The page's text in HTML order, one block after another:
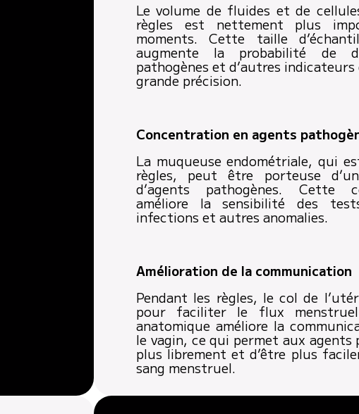
Le volume de fluides et de
règles est nettement plus
moments. Cette taille
augmente la probabilité de
pathogènes et d’autres indicateurs
grande précision.
Concentration en agents
La muqueuse endométriale, qui
règles, peut être porteuse
d’agents pathogènes. Cette
améliore la sensibilité des
infections et autres anomalies.
Amélioration de la communication
Pendant les règles, le col de
pour faciliter le flux
anatomique améliore la
le vagin, ce qui permet aux agents
plus librement et d’être plus
sang menstruel.